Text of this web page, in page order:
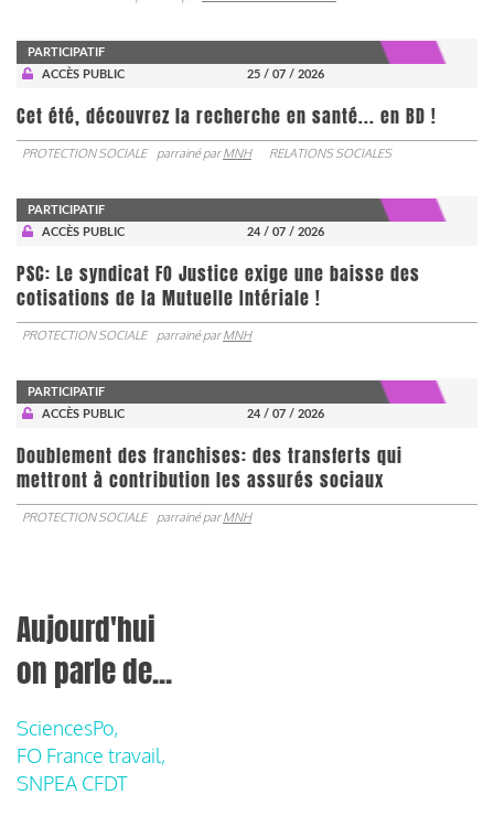
PARTICIPATIF
ACCÈS PUBLIC
25 / 07 / 2026
Cet été, découvrez la recherche en santé... en BD !
PROTECTION SOCIALE parrainé parMNH RELATIONS SOCIALES
PARTICIPATIF
ACCÈS PUBLIC
24 / 07 / 2026
PSC: Le syndicat FO Justice exige une baisse des
cotisations de la Mutuelle Intériale !
PROTECTION SOCIALE parrainé parMNH
PARTICIPATIF
ACCÈS PUBLIC
24 / 07 / 2026
Doublement des franchises: des transferts qui
mettront à contribution les assurés sociaux
PROTECTION SOCIALE parrainé parMNH
Aujourd'hui
on parle de...
SciencesPo,
FO France travail,
SNPEA CFDT